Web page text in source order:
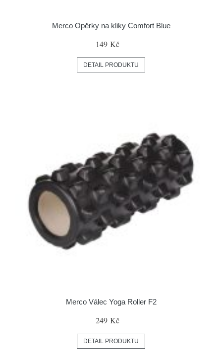
Merco Opěrky na kliky Comfort Blue
149 Kč
DETAIL PRODUKTU
Merco Válec Yoga Roller F2
249 Kč
DETAIL PRODUKTU